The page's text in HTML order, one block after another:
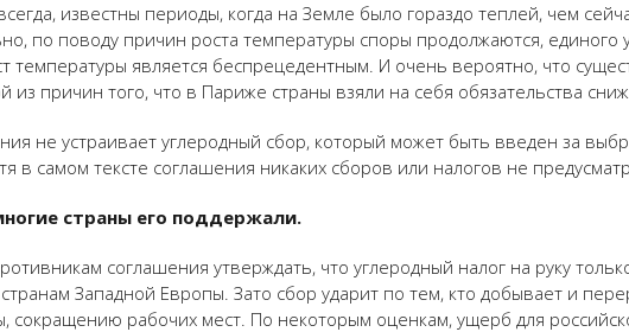
известны периоды, когда на Земле было гораздо теплей, чем
по поводу причин роста температуры споры продолжаются, единого
температуры является беспрецедентным. И очень вероятно, что
из причин того, что в Париже страны взяли на себя обязательства
не устраивает углеродный сбор, который может быть введен за
в самом тексте соглашения никаких сборов или налогов не
страны его поддержали.
соглашения утверждать, что углеродный налог на руку
Западной Европы. Зато сбор ударит по тем, кто добывает и
сокращению рабочих мест. По некоторым оценкам, ущерб для